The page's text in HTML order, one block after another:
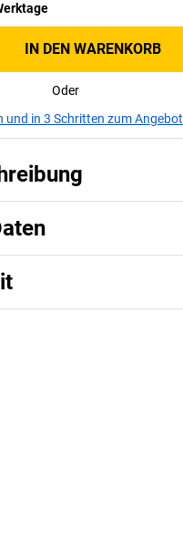
IN DEN WARENKORB
Oder
und in 3 Schritten zum Angebot